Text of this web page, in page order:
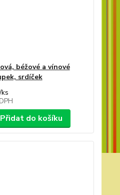
béžové a vínové
srdíček
ks
Přidat do košíku